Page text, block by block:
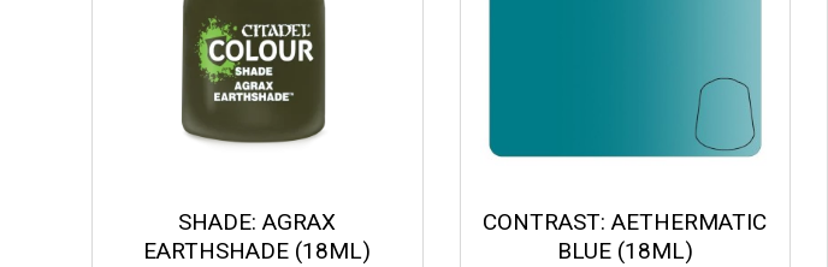
SHADE: AGRAX
EARTHSHADE (18ML)
CONTRAST: AETHERMATIC
BLUE (18ML)